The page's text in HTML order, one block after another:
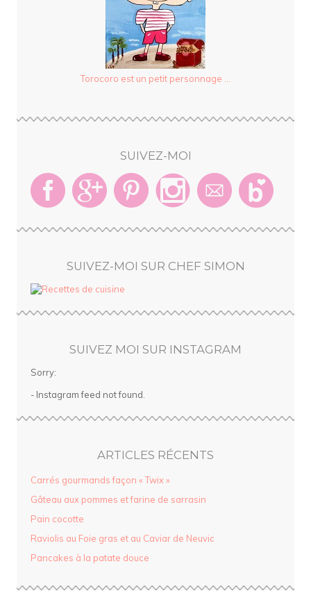
Torocoro est un petit personnage ...
SUIVEZ-MOI
SUIVEZ-MOI SUR CHEF SIMON
SUIVEZ MOI SUR INSTAGRAM
Sorry:
- Instagram feed not found.
ARTICLES RÉCENTS
Carrés gourmands façon « Twix »
Gâteau aux pommes et farine de sarrasin
Pain cocotte
Raviolis au Foie gras et au Caviar de Neuvic
Pancakes à la patate douce